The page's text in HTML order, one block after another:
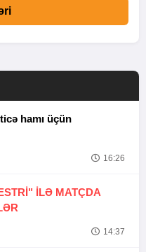
hamı üçün
16:26
İLƏ MATÇDA
14:37